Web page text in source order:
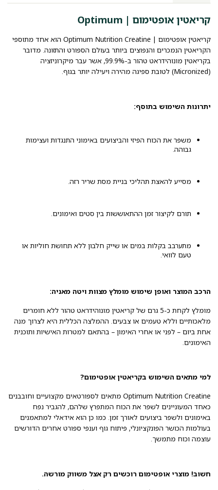
קריאטין אופטימום | Optimum
קריאטין אופטימום | Optimum Nutrition Creatine הוא אחד מתוספי
הקריאטין הנמכרים והנפוצים ביותר בעולם הספורט והתזונה. מדובר
בקריאטין מונוהידראט טהור ב-99.9%, אשר עבר מיקרוניזציה
(Micronized) לטובת ספיגה מהירה ויעילה יותר בגוף.
יתרונות השימוש בתוסף:
משפר את הכוח הפיזי והביצועים באימוני התנגדות ועצימות
גבוהה.
מסייע להאצת תהליכי בניית מסת שריר רזה.
תורם לקיצור זמן ההתאוששות בין סטים ואימונים.
מתערבב בקלות במים או שייק חלבון ללא תחושת חוליות או
טעם לוואי.
הרכב המוצר ואופן שימוש מומלץ מצוות ויטה מאניה:
מומלץ לקחת כ-5 גרם של קריאטין מונוהידראט טהור ללא חומרים
מלאכותיים וללא טעמים או צבעים. ההמלצה הכללית היא לצרוך מנה
אחת ביום – לפני או אחרי האימון – בהתאם למטרות האישיות ותוכנית
האימונים.
למי מתאים השימוש בקריאטין אופטימום?
Optimum Nutrition Creatine מתאים לספורטאים מקצועיים וחובבנים
כאחד המעוניינים לשפר את הכוח המתפרץ שלהם, להגביר נפח
באימונים ולשפר ביצועים לאורך זמן. כמו כן הוא אידאלי למתאמנים
בעולמות הכושר הפונקציונלי, פיתוח גוף וענפי ספורט אחרים הדורשים
עוצמה וכוח מתמשך.
חשוב! מוצרי אופטימום רוכשים רק אצל משווק מורשה.